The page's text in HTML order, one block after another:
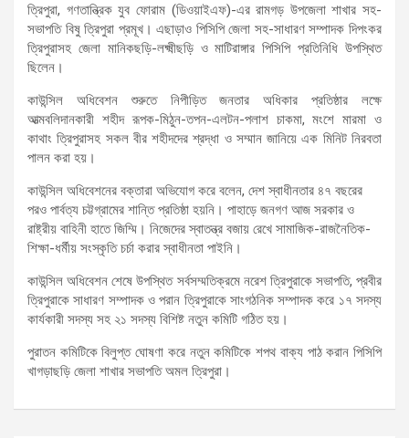
ত্রিপুরা, গণতান্ত্রিক যুব ফোরাম (ডিওয়াইএফ)-এর রামগড় উপজেলা শাখার সহ-
সভাপতি বিষু ত্রিপুরা প্রমূখ। এছাড়াও পিসিপি জেলা সহ-সাধারণ সম্পাদক দিপংকর
ত্রিপুরাসহ জেলা মানিকছড়ি-লক্ষ্মীছড়ি ও মাটিরাঙ্গার পিসিপি প্রতিনিধি উপস্থিত
ছিলেন।
কাউন্সিল অধিবেশন শুরুতে নিপীড়িত জনতার অধিকার প্রতিষ্ঠার লক্ষে
আত্মবলিদানকারী শহীদ রূপক-মিঠুন-তপন-এলটন-পলাশ চাকমা, মংশে মারমা ও
কাথাং ত্রিপুরাসহ সকল বীর শহীদদের শ্রদ্ধা ও সম্মান জানিয়ে এক মিনিট নিরবতা
পালন করা হয়।
কাউন্সিল অধিবেশনের বক্তারা অভিযোগ করে বলেন, দেশ স্বাধীনতার ৪৭ বছরের
পরও পার্বত্য চট্টগ্রামের শান্তি প্রতিষ্ঠা হয়নি। পাহাড়ে জনগণ আজ সরকার ও
রাষ্ট্রীয় বাহিনী হাতে জিম্মি। নিজেদের স্বাতন্ত্র বজায় রেখে সামাজিক-রাজনৈতিক-
শিক্ষা-ধর্মীয় সংস্কৃতি চর্চা করার স্বাধীনতা পাইনি।
কাউন্সিল অধিবেশন শেষে উপস্থিত সর্বসম্মতিক্রমে নরেশ ত্রিপুরাকে সভাপতি, প্রবীর
ত্রিপুরাকে সাধারণ সম্পাদক ও পরান ত্রিপুরাকে সাংগঠনিক সম্পাদক করে ১৭ সদস্য
কার্যকারী সদস্য সহ ২১ সদস্য বিশিষ্ট নতুন কমিটি গঠিত হয়।
পুরাতন কমিটিকে বিলুপ্ত ঘোষণা করে নতুন কমিটিকে শপথ বাক্য পাঠ করান পিসিপি
খাগড়াছড়ি জেলা শাখার সভাপতি অমল ত্রিপুরা।